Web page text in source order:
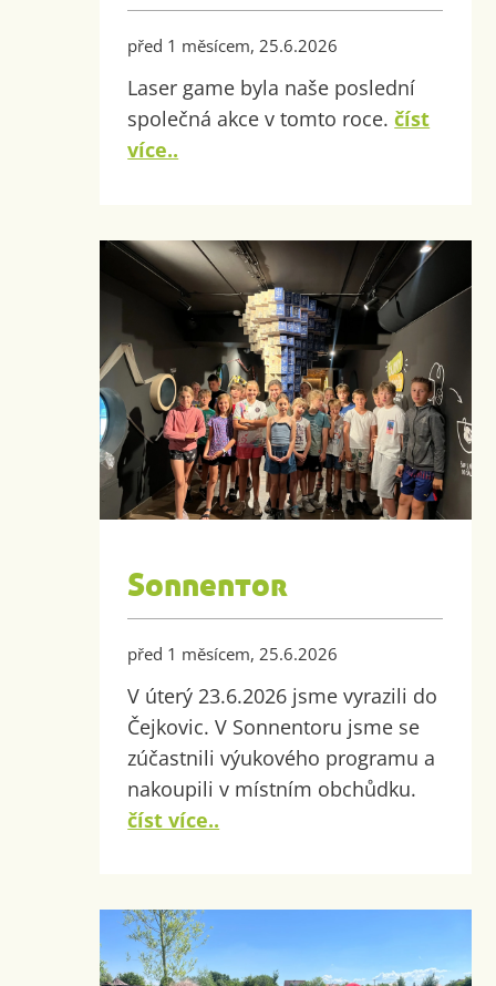
před 1 měsícem, 25.6.2026
Laser game byla naše poslední
společná akce v tomto roce.číst
více..
Sonnentor
před 1 měsícem, 25.6.2026
V úterý 23.6.2026 jsme vyrazili do
Čejkovic. V Sonnentoru jsme se
zúčastnili výukového programu a
nakoupili v místním obchůdku.
číst více..